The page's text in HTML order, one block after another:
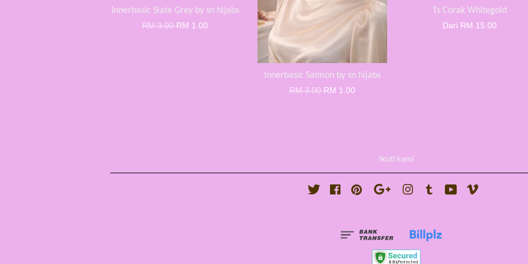
Innerbasic Slate Grey by sn hijabs
RM 3.00RM 1.00
Innerbasic Salmon by sn hijabs
RM 3.00RM 1.00
Ts Corak Whitegold
Dari RM 15.00
Ikuti kami
Twitter FacebookPinterest Google Instagram
Tumblr YouTube